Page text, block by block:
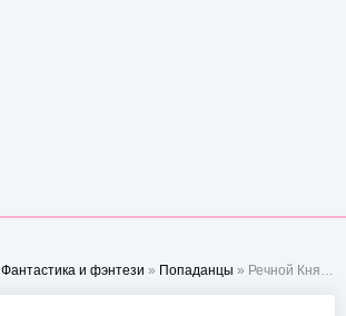
Фантастика и фэнтези » Попаданцы » Речной Князь. Книга 4 - Тимофей Афаэль